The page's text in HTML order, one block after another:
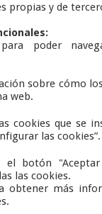
puedes hacer
puentes “San Felices –
Ayuntamiento, S/N.
Soria
propias y de
para poder
sobre cómo
web.
cookies que se
las cookies”.
botón
las cookies.
obtener más